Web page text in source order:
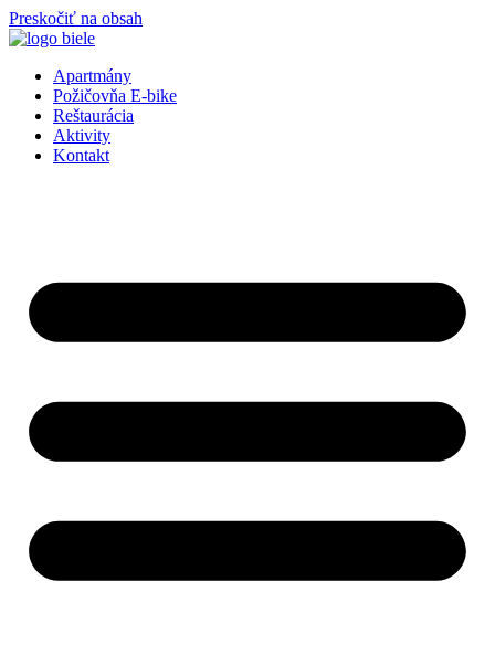
Preskočiť na obsah
Apartmány
Požičovňa E-bike
Reštaurácia
Aktivity
Kontakt